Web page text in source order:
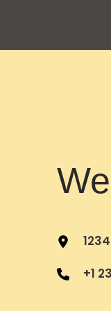
+1